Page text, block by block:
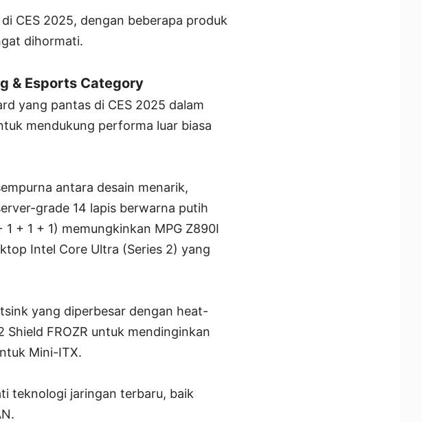
CES 2025, dengan beberapa produk
dihormati.
& Esports Category
yang pantas di CES 2025 dalam
mendukung performa luar biasa
antara desain menarik,
grade 14 lapis berwarna putih
+ 1 + 1) memungkinkan MPG Z890I
Intel Core Ultra (Series 2) yang
yang diperbesar dengan heat-
Shield FROZR untuk mendinginkan
Mini-ITX.
teknologi jaringan terbaru, baik